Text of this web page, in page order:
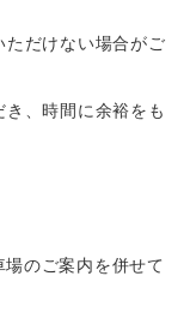
ただけない場合がご
、時間に余裕をも
のご案内を併せて